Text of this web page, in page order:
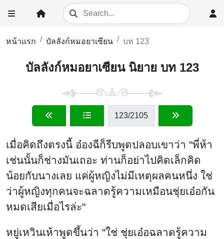
หน้าแรก บัลลังก์หมอยาเซียน บท 123
บัลลังก์หมอยาเซียน นิยาย บท 123
123/2105
เมื่อคิดถึงตรงนี้ อ๋องฉีก็รีบพูดปลอบเขาว่า "พี่ห้า
เช่นนั้นก็ช่างมันเถอะ ท่านก็อย่าไปคิดเล็กคิด
น้อยกับนางเลย แค่ผู้หญิงไม่มีเหตุผลคนหนึ่ง ใช่
ว่าผู้หญิงทุกคนจะฉลาดรู้ความเหมือนชุ่ยเอ๋อกัน
หมดเสียเมื่อไรล่ะ"
หยู่เหวินเห้าพูดขึ้นว่า "ใช่ ชุ่ยเอ๋อฉลาดรู้ความ